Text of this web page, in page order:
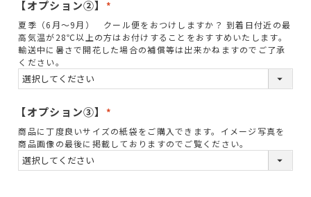
【オプション②】
(
必
須
)
夏季（6月～9月） クール便をおつけしますか？ 到着日付近の最
高気温が28℃以上の方はお付けすることをおすすめいたします。
輸送中に暑さで開花した場合の補償等は出来かねますのでご了承
ください。
【オプション③】
(
必
)
商品に丁度良いサイズの紙袋をご購入できます。イメージ写真を
商品画像の最後に掲載しておりますのでご覧ください。